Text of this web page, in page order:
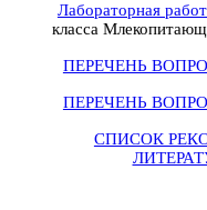
Лабораторная
класса
ПЕРЕЧЕНЬ
ПЕРЕЧЕНЬ
СПИСОК